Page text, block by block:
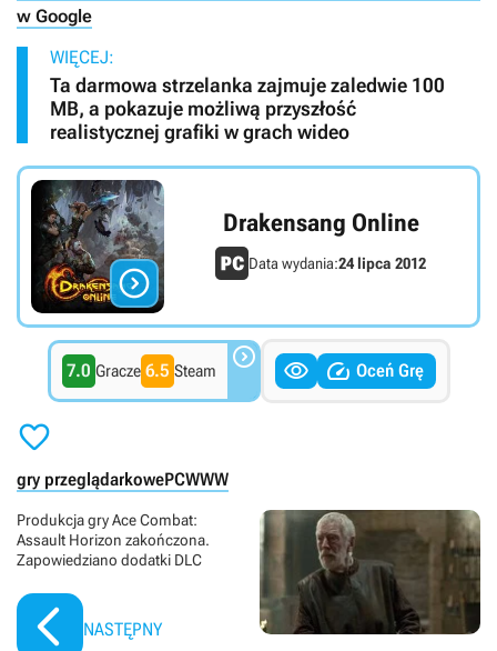
w Google
WIĘCEJ:
Ta darmowa strzelanka zajmuje zaledwie 100
MB, a pokazuje możliwą przyszłość
realistycznej grafiki w grach wideo

Drakensang Online
Data wydania:24 lipca 2012
7.0 Gracze 6.5 Steam    Oceń Grę

gry przeglądarkowePCWWW
Produkcja gry Ace Combat:
Assault Horizon zakończona.
Zapowiedziano dodatki DLC
NASTĘPNY